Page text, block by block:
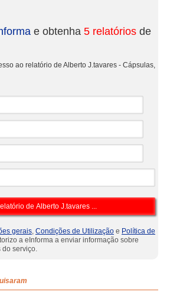
e obtenha 5 relatórios de
ao relatório de Alberto J.tavares - Cápsulas,
gerais, Condições de Utilização e Política de
a eInforma a enviar informação sobre
do serviço.